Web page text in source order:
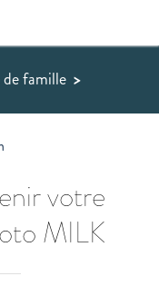
famille >
votre
MILK